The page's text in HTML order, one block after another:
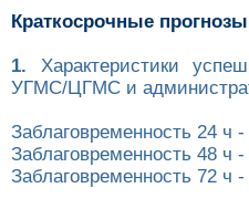
Краткосрочные
1. Характеристики
УГМС/ЦГМС и
Заблаговременность 24 ч -
Заблаговременность 48 ч -
Заблаговременность 72 ч -